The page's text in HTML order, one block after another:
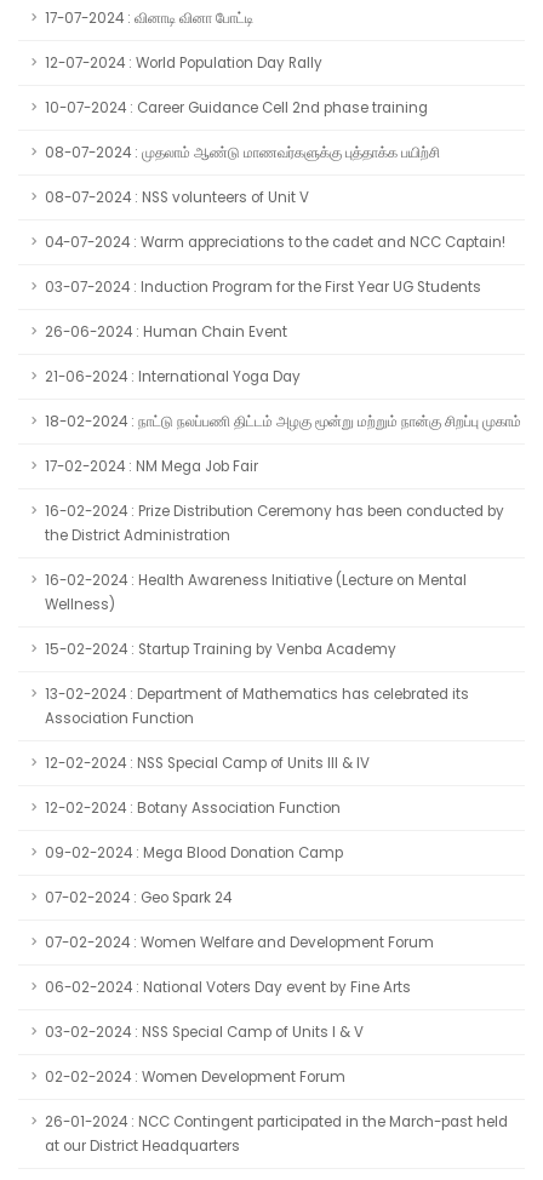
17-07-2024 : வினாடி வினா போட்டி
12-07-2024 : World Population Day Rally
10-07-2024 : Career Guidance Cell 2nd phase training
08-07-2024 : முதலாம் ஆண்டு மாணவர்களுக்கு புத்தாக்க பயிற்சி
08-07-2024 : NSS volunteers of Unit V
04-07-2024 : Warm appreciations to the cadet and NCC Captain!
03-07-2024 : Induction Program for the First Year UG Students
26-06-2024 : Human Chain Event
21-06-2024 : International Yoga Day
18-02-2024 : நாட்டு நலப்பணி திட்டம் அழகு மூன்று மற்றும் நான்கு சிறப்பு முகாம்
17-02-2024 : NM Mega Job Fair
16-02-2024 : Prize Distribution Ceremony has been conducted by
the District Administration
16-02-2024 : Health Awareness Initiative (Lecture on Mental
Wellness)
15-02-2024 : Startup Training by Venba Academy
13-02-2024 : Department of Mathematics has celebrated its
Association Function
12-02-2024 : NSS Special Camp of Units III & IV
12-02-2024 : Botany Association Function
09-02-2024 : Mega Blood Donation Camp
07-02-2024 : Geo Spark 24
07-02-2024 : Women Welfare and Development Forum
06-02-2024 : National Voters Day event by Fine Arts
03-02-2024 : NSS Special Camp of Units I & V
02-02-2024 : Women Development Forum
26-01-2024 : NCC Contingent participated in the March-past held
at our District Headquarters